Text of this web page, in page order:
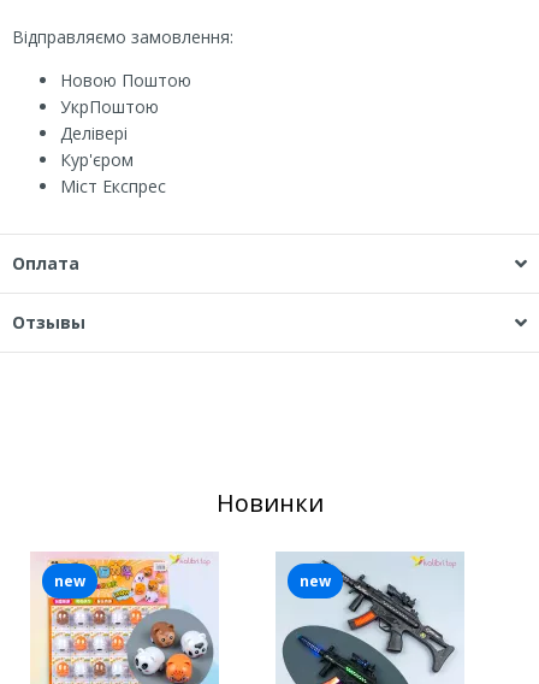
Відправляємо замовлення:
Новою Поштою
УкрПоштою
Делівері
Кур'єром
Міст Експрес
Оплата
Отзывы
Новинки
new new